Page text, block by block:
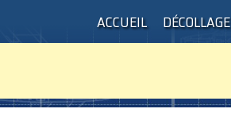
ACCUEIL DÉCOLLAGE